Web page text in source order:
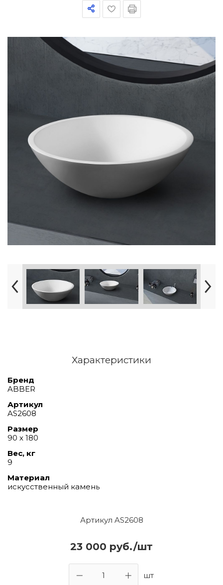
Артикул AS2608
23 000 руб./шт
шт
Характеристики
Бренд
ABBER
Артикул
AS2608
Размер
90 х 180
Вес, кг
9
Материал
искусственный камень